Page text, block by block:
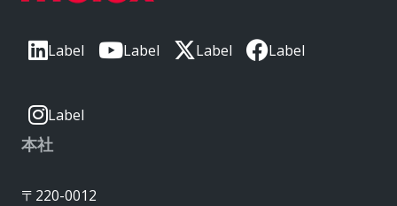
Label Label Label Label
Label
本社
〒220-0012